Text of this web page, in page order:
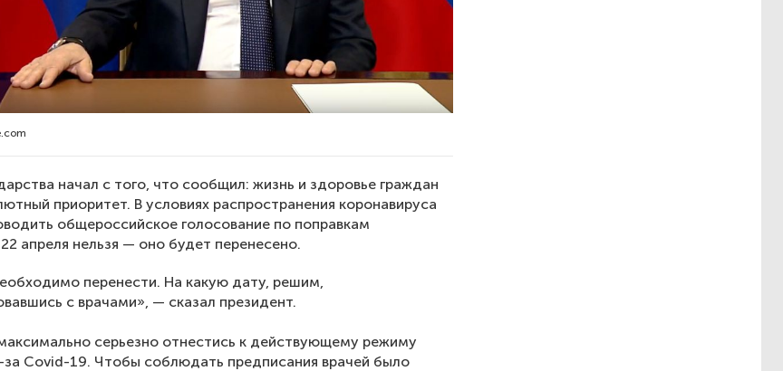
начал с того, что сообщил: жизнь и здоровье граждан
приоритет. В условиях распространения коронавируса
общероссийское голосование по поправкам
апреля нельзя — оно будет перенесено.
перенести. На какую дату, решим,
с врачами», — сказал президент.
серьезно отнестись к действующему режиму
за Covid-19. Чтобы соблюдать предписания врачей было